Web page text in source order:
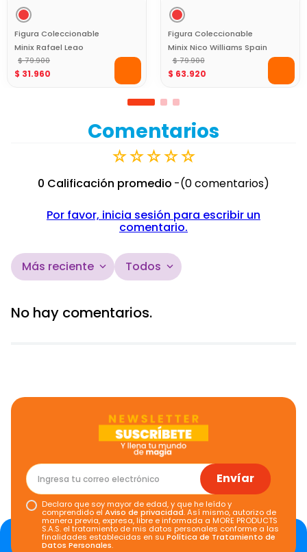
Figura Coleccionable
Minix Rafael Leao
Portugal 12Cm World
Cup
$ 79.900
$ 31.960
Figura Coleccionable
Minix Nico Williams Spain
12Cm World Cup
$ 79.900
$ 63.920
Comentarios
☆☆☆☆☆
0 Calificación promedio
(0 comentarios)
Por favor, inicia sesión para escribir un
comentario.
Más reciente Todos
No hay comentarios.
Envíar
Declaro que soy mayor de edad, y que he leído y
comprendido elAviso de privacidad. Así mismo, autorizo de
manera previa, expresa, libre e informada a MORE PRODUCTS
S.A.S. el tratamiento de mis datos personales conforme a las
finalidades establecidas en suPolítica de Tratamiento de
Datos Personales.